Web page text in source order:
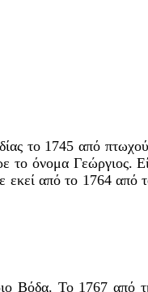
το 1745 από
το όνομα Γεώργιος.
εκεί από το 1764 από
Βόδα. Το 1767 από